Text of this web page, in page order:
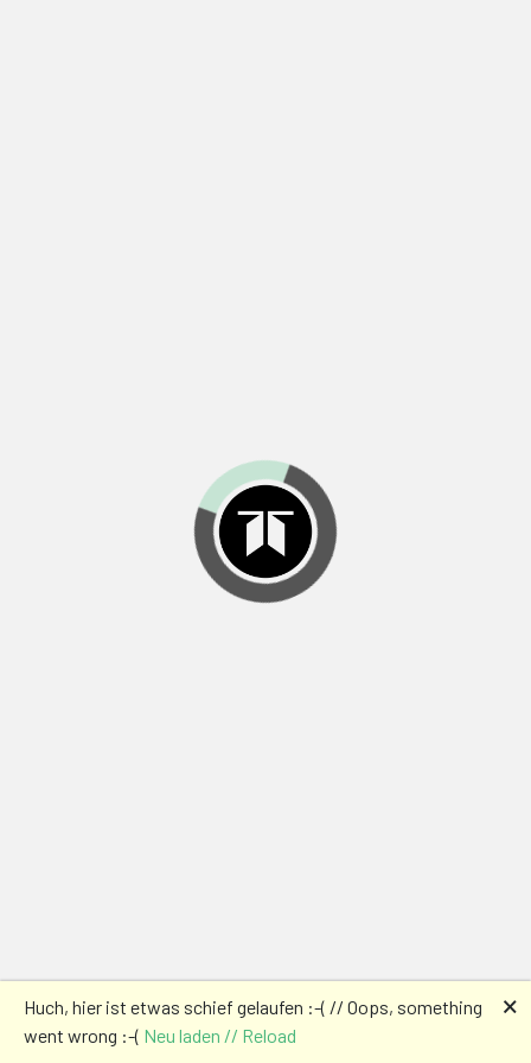
Huch, hier ist etwas schief gelaufen :-( // Oops, something
went wrong :-( Neu laden // Reload
🗙